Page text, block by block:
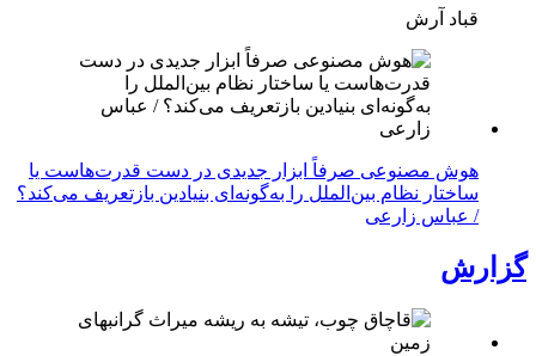
قباد آرش
هوش مصنوعی صرفاً ابزار جدیدی در دست قدرت‌هاست یا
ساختار نظام بین‌الملل را به‌گونه‌ای بنیادین بازتعریف می‌کند؟
/ عباس زارعی
گزارش